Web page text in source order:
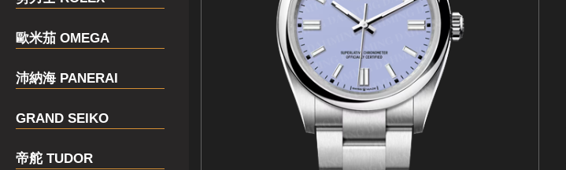
歐米茄 OMEGA
沛納海 PANERAI
GRAND SEIKO
帝舵 TUDOR